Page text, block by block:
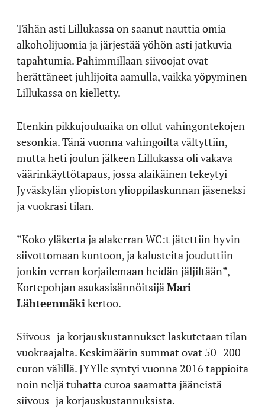
Tähän asti Lillukassa on saanut nauttia omia
alkoholijuomia ja järjestää yöhön asti jatkuvia
tapahtumia. Pahimmillaan siivoojat ovat
herättäneet juhlijoita aamulla, vaikka yöpyminen
Lillukassa on kielletty.
Etenkin pikkujouluaika on ollut vahingontekojen
sesonkia. Tänä vuonna vahingoilta vältyttiin,
mutta heti joulun jälkeen Lillukassa oli vakava
väärinkäyttötapaus, jossa alaikäinen tekeytyi
Jyväskylän yliopiston ylioppilaskunnan jäseneksi
ja vuokrasi tilan.
”Koko yläkerta ja alakerran WC:t jätettiin hyvin
siivottomaan kuntoon, ja kalusteita jouduttiin
jonkin verran korjailemaan heidän jäljiltään”,
Kortepohjan asukasisännöitsijäMari
Lähteenmäkikertoo.
Siivous- ja korjauskustannukset laskutetaan tilan
vuokraajalta. Keskimäärin summat ovat 50–200
euron välillä. JYYlle syntyi vuonna 2016 tappioita
noin neljä tuhatta euroa saamatta jääneistä
siivous- ja korjauskustannuksista.